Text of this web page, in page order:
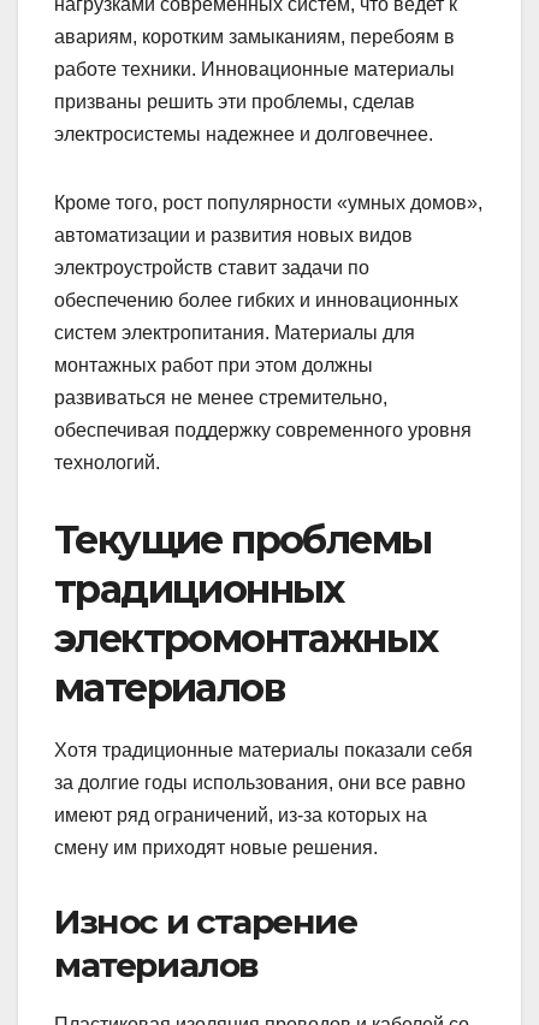
нагрузками современных систем, что ведет к
авариям, коротким замыканиям, перебоям в
работе техники. Инновационные материалы
призваны решить эти проблемы, сделав
электросистемы надежнее и долговечнее.
Кроме того, рост популярности «умных домов»,
автоматизации и развития новых видов
электроустройств ставит задачи по
обеспечению более гибких и инновационных
систем электропитания. Материалы для
монтажных работ при этом должны
развиваться не менее стремительно,
обеспечивая поддержку современного уровня
технологий.
Текущие проблемы
традиционных
электромонтажных
материалов
Хотя традиционные материалы показали себя
за долгие годы использования, они все равно
имеют ряд ограничений, из-за которых на
смену им приходят новые решения.
Износ и старение
материалов